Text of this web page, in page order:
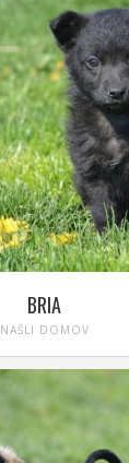
BRIA
NAŠLI DOMOV